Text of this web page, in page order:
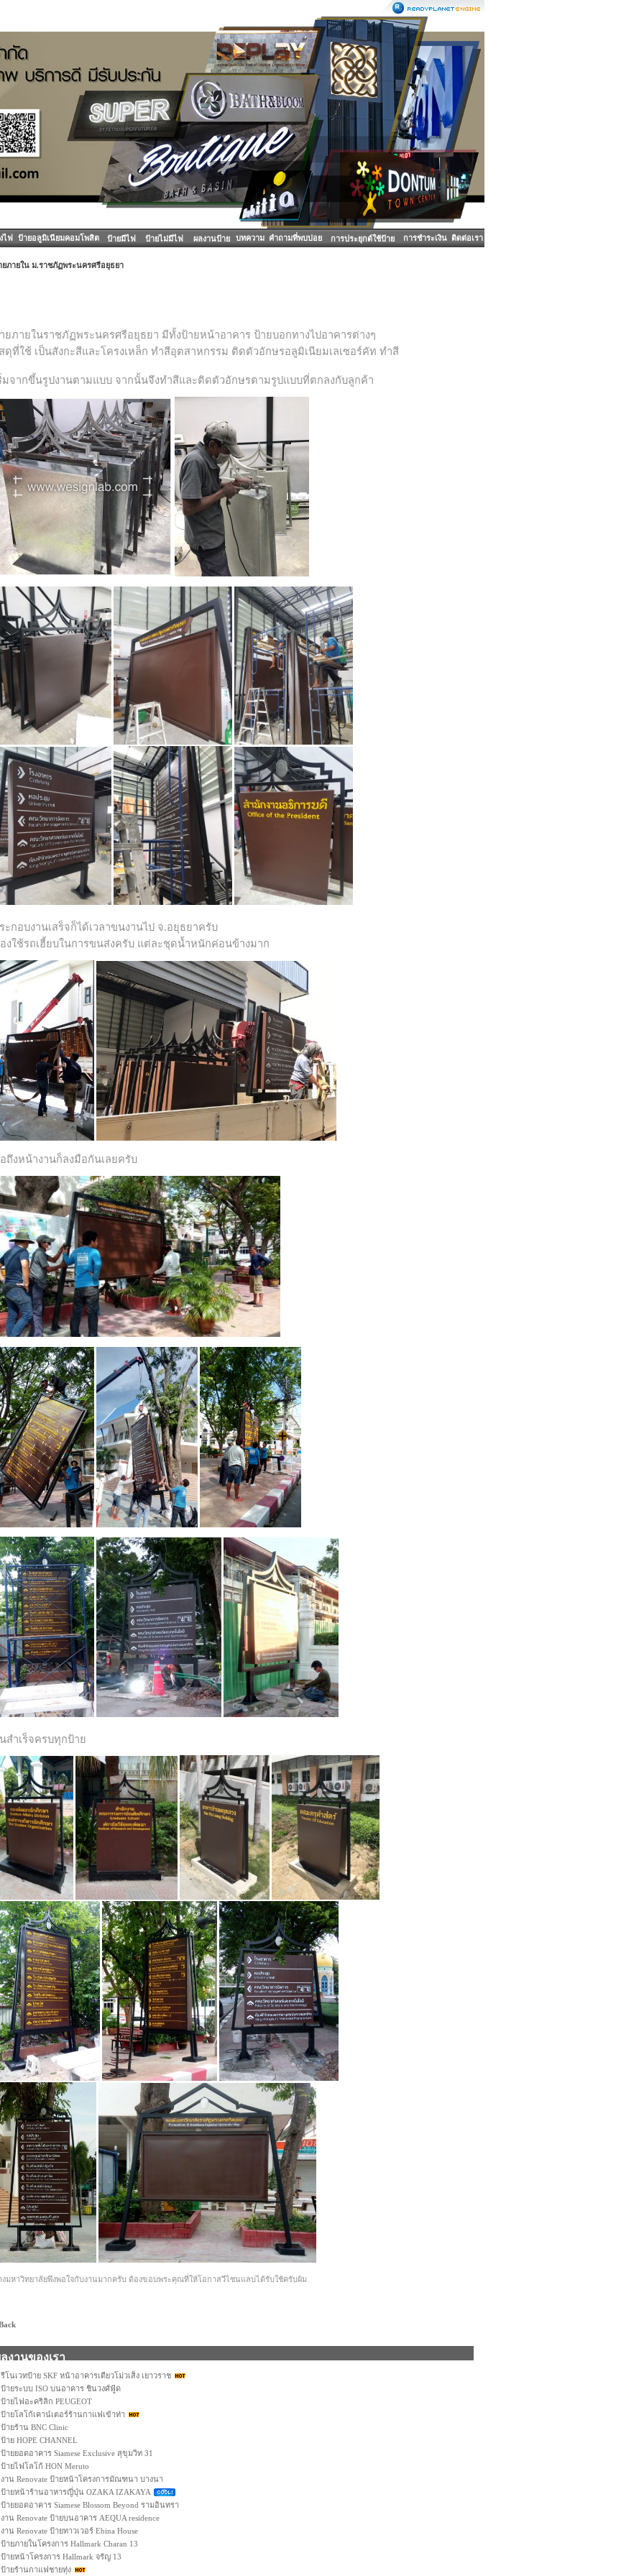
ไฟ ป้ายอลูมิเนียมคอมโพสิต ป้ายมีไฟ ป้ายไม่มีไฟ ผลงานป้าย บทความ คำถามที่พบบ่อย การประยุกต์ใช้ป้าย การชำระเงิน ติดต่อเรา
ยภายใน ม.ราชภัฏพระนครศรีอยุธยา
ยภายในราชภัฏพระนครศรีอยุธยา มีทั้งป้ายหน้าอาคาร ป้ายบอกทางไปอาคารต่างๆ
ดุที่ใช้ เป็นสังกะสีและโครงเหล็ก ทำสีอุตสาหกรรม ติดตัวอักษรอลูมิเนียมเลเซอร์คัท ทำสี
มจากขึ้นรูปงานตามแบบ จากนั้นจึงทำสีและติดตัวอักษรตามรูปแบบที่ตกลงกับลูกค้า
ะกอบงานเสร็จก็ได้เวลาขนงานไป จ.อยุธยาครับ
งใช้รถเฮี้ยบในการขนส่งครับ แต่ละชุดน้ำหนักค่อนข้างมาก
ถึงหน้างานก็ลงมือกันเลยครับ
สำเร็จครบทุกป้าย
งมหาวิทยาลัยพึงพอใจกับงานมากครับ ต้องขอบพระคุณที่ให้โอกาสวีไซนแลบได้รับใช้ครับผ้ม
งานของเรา
รีโนเวทป้าย SKF หน้าอาคารเตียวโม่วเส็ง เยาวราช
ป้ายระบบ ISO บนอาคาร ชินวงศ์ฟู้ด
ป้ายไฟอะคริลิก PEUGEOT
ป้ายโลโก้เคาน์เตอร์ร้านกาแฟเข้าท่า
ป้ายร้าน BNC Clinic
ป้าย HOPE CHANNEL
ป้ายยอดอาคาร Siamese Exclusive สุขุมวิท 31
ป้ายไฟโลโก้ HON Meruto
งาน Renovate ป้ายหน้าโครงการมัณฑนา บางนา
ป้ายหน้าร้านอาหารญี่ปุ่น OZAKA IZAKAYA
ป้ายยอดอาคาร Siamese Blossom Beyond รามอินทรา
งาน Renovate ป้ายบนอาคาร AEQUA residence
งาน Renovate ป้ายทาวเวอร์ Ebina House
ป้ายภายในโครงการ Hallmark Charan 13
ป้ายหน้าโครงการ Hallmark จรัญ 13
ป้ายร้านกาแฟชายทุ่ง